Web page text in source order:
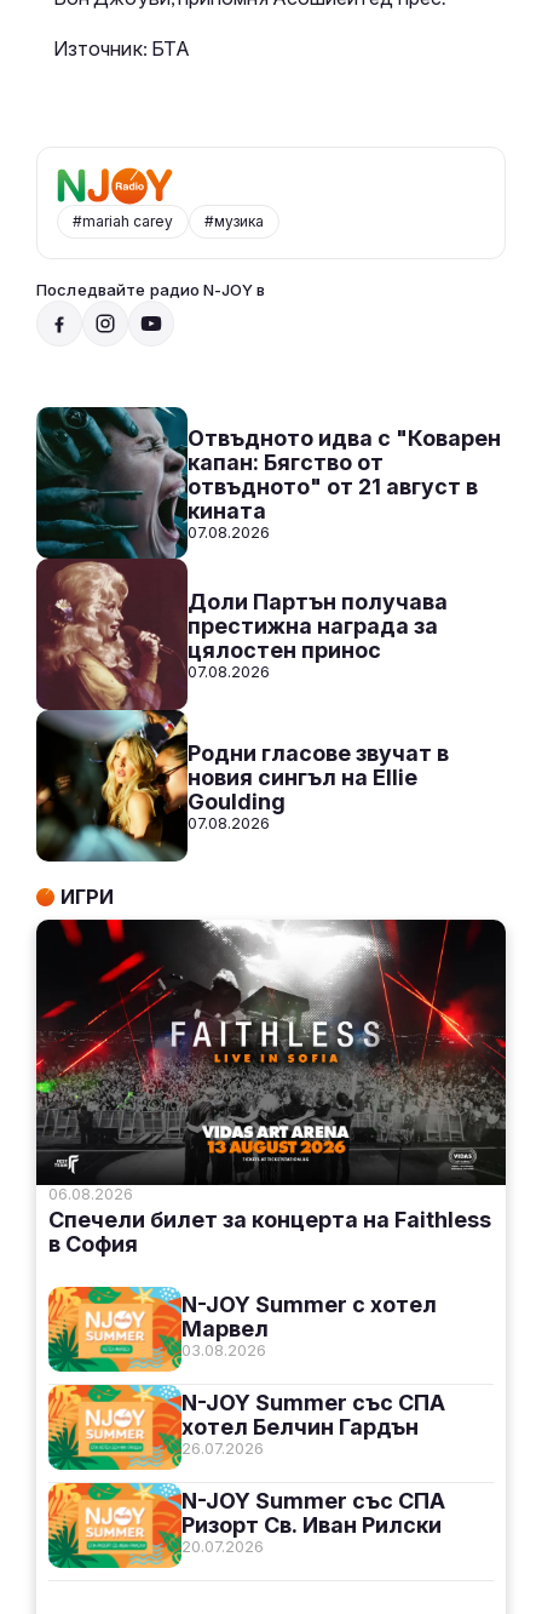
Източник: БТА
#mariah carey #музика
Последвайте радио N-JOY в
СЛУШАЙ
10:00 - 14:00
Отвъдното идва с "Коварен
капан: Бягство от
отвъдното" от 21 август в
кината
07.08.2026
Доли Партън получава
престижна награда за
цялостен принос
07.08.2026
Родни гласове звучат в
новия сингъл на Ellie
Goulding
07.08.2026
ИГРИ
06.08.2026
Спечели билет за концерта на Faithless
в София
03.08.2026
N-JOY Summer с хотел
Марвел
26.07.2026
N-JOY Summer със СПА
хотел Белчин Гардън
20.07.2026
N-JOY Summer със СПА
Ризорт Св. Иван Рилски